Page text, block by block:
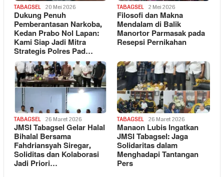
TABAGSEL 20 Mei 2026
Dukung Penuh
Pemberantasan Narkoba,
Kedan Prabo Nol Lapan:
Kami Siap Jadi Mitra
Strategis Polres Pad…
TABAGSEL 2 Mei 2026
Filosofi dan Makna
Mendalam di Balik
Manortor Parmasak pada
Resepsi Pernikahan
TABAGSEL 26 Maret 2026
JMSI Tabagsel Gelar Halal
Bihalal Bersama
Fahdriansyah Siregar,
Soliditas dan Kolaborasi
Jadi Priori…
TABAGSEL 26 Maret 2026
Manaon Lubis Ingatkan
JMSI Tabagsel: Jaga
Solidaritas dalam
Menghadapi Tantangan
Pers